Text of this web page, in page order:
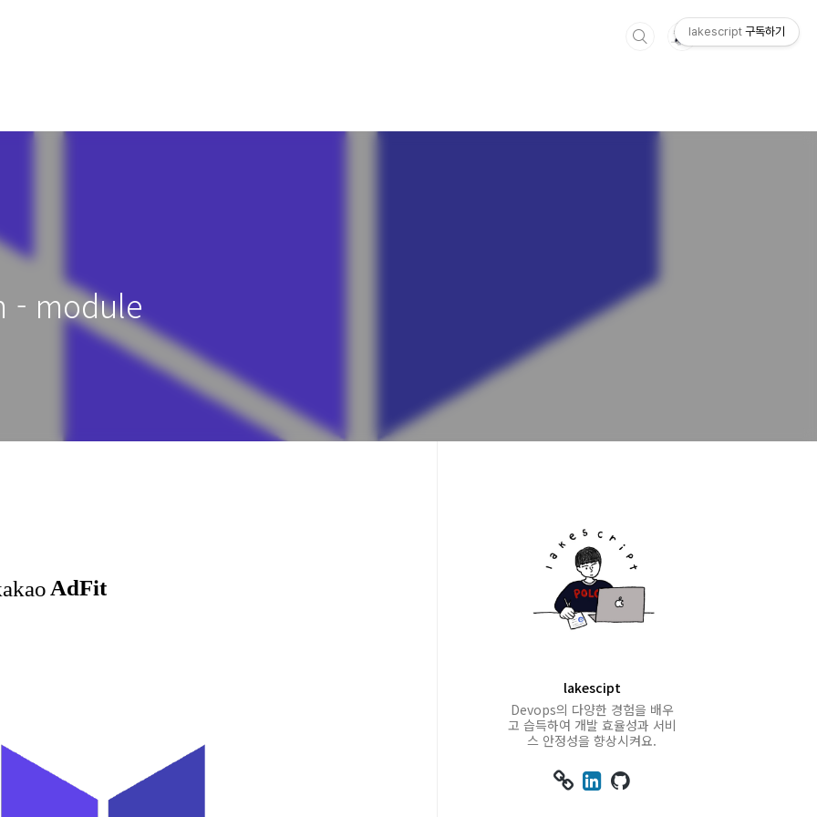
- module
lakescipt
Devops의 다양한 경험을 배우
고 습득하여 개발 효율성과 서비
스 안정성을 향상시켜요.
  
lakescript 구독하기